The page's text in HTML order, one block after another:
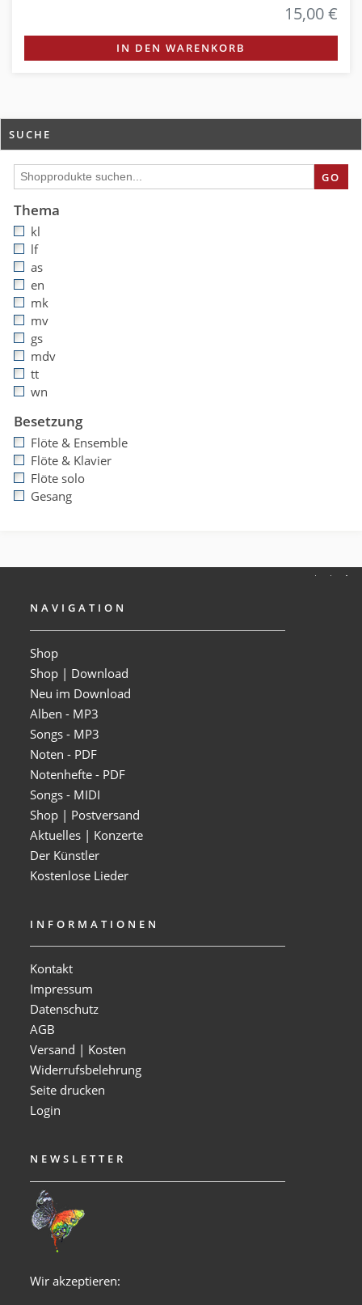
15,00 €
IN DEN WARENKORB
SUCHE
GO
Thema
kl
lf
as
en
mk
mv
gs
mdv
tt
wn
Besetzung
Flöte & Ensemble
Flöte & Klavier
Flöte solo
Gesang
NAVIGATION
Shop
Shop | Download
Neu im Download
Alben - MP3
Songs - MP3
Noten - PDF
Notenhefte - PDF
Songs - MIDI
Shop | Postversand
Aktuelles | Konzerte
Der Künstler
Kostenlose Lieder
INFORMATIONEN
Kontakt
Impressum
Datenschutz
AGB
Versand | Kosten
Widerrufsbelehrung
Seite drucken
Login
NEWSLETTER
Wir akzeptieren: